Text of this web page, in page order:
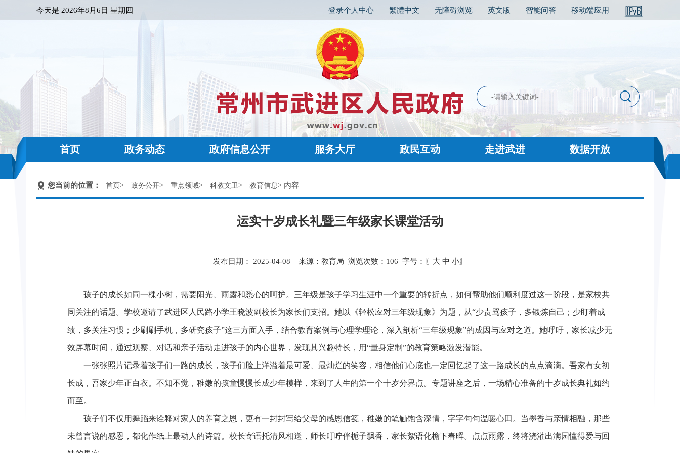
今天是 2026年8月6日 星期四 登录个人中心 繁體中文 无障碍浏览 英文版 智能问答 移动端应用
首页 政务动态 政府信息公开 服务大厅 政民互动 走进武进 数据开放
您当前的位置： 首页> 政务公开> 重点领域> 科教文卫> 教育信息> 内容
运实十岁成长礼暨三年级家长课堂活动
发布日期： 2025-04-08 来源：教育局 浏览次数： 106 字号：〖 大 中 小〗
孩子的成长如同一棵小树，需要阳光、雨露和悉心的呵护。三年级是孩子学习生涯中一个重要的转折点，如何帮助他们顺利度过这一阶段，是家校共
同关注的话题。学校邀请了武进区人民路小学王晓波副校长为家长们支招。她以《轻松应对三年级现象》为题，从“少责骂孩子，多锻炼自己；少盯着成
绩，多关注习惯；少刷刷手机，多研究孩子”这三方面入手，结合教育案例与心理学理论，深入剖析“三年级现象”的成因与应对之道。她呼吁，家长减少无
效屏幕时间，通过观察、对话和亲子活动走进孩子的内心世界，发现其兴趣特长，用“量身定制”的教育策略激发潜能。
一张张照片记录着孩子们一路的成长，孩子们脸上洋溢着最可爱、最灿烂的笑容，相信他们心底也一定回忆起了这一路成长的点点滴滴。吾家有女初
长成，吾家少年正白衣。不知不觉，稚嫩的孩童慢慢长成少年模样，来到了人生的第一个十岁分界点。专题讲座之后，一场精心准备的十岁成长典礼如约
而至。
孩子们不仅用舞蹈来诠释对家人的养育之恩，更有一封封写给父母的感恩信笺，稚嫩的笔触饱含深情，字字句句温暖心田。当墨香与亲情相融，那些
未曾言说的感恩，都化作纸上最动人的诗篇。校长寄语托清风相送，师长叮咛伴栀子飘香，家长絮语化檐下春晖。点点雨露，终将浇灌出满园懂得爱与回